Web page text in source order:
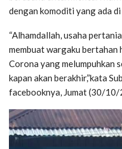
dengan komoditi yang ada
“Alhamdallah, usaha
membuat wargaku bertahan
Corona yang melumpuhkan
kapan akan berakhir,”kata
facebooknya, Jumat (30/